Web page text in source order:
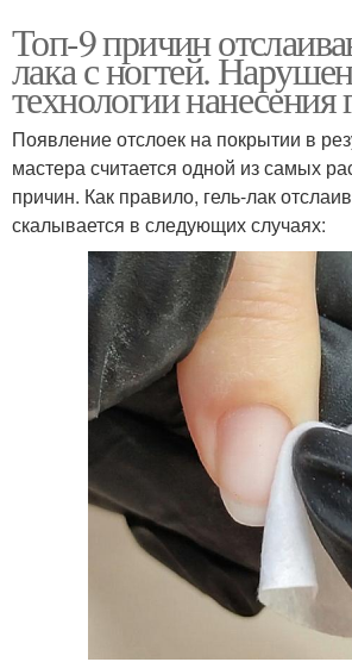
Топ-9 причин
лака с ногтей.
технологии нанесения
Появление отслоек на покрытии в
мастера считается одной из самых
причин. Как правило, гель-лак
скалывается в следующих случаях: